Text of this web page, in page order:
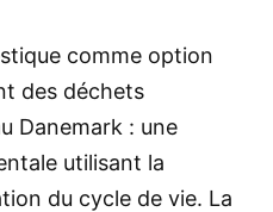
comme option
des déchets
Danemark : une
utilisant la
du cycle de vie. La